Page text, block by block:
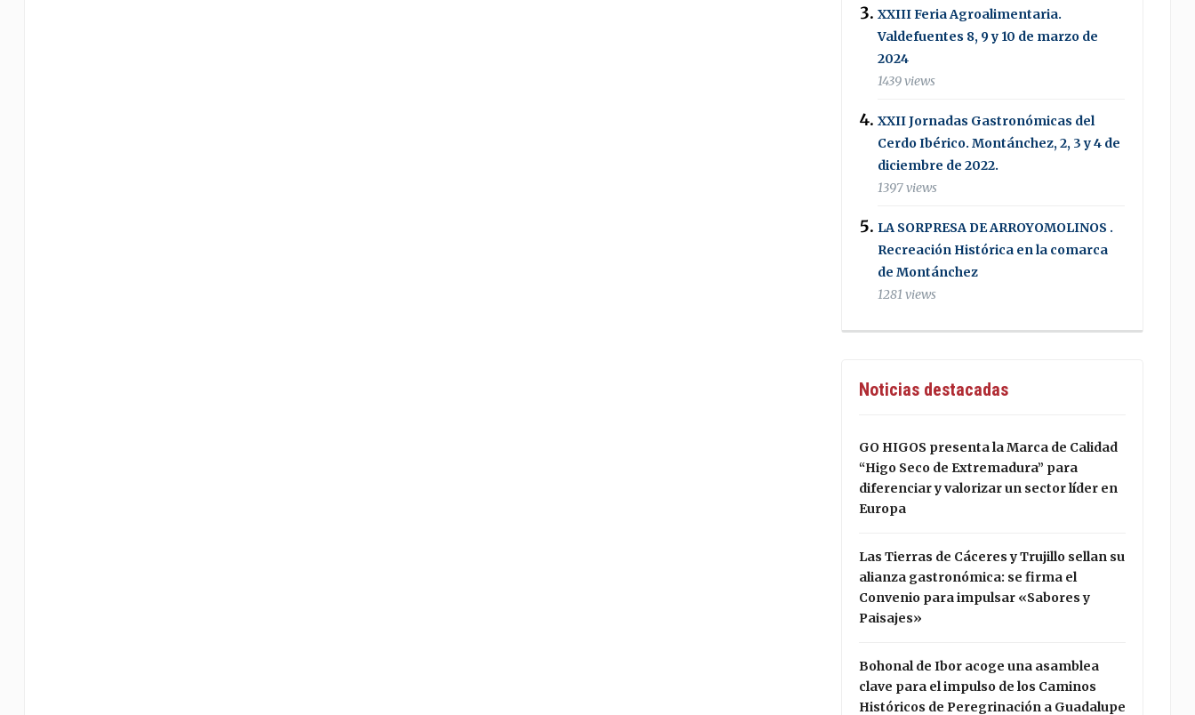
XXIII Feria Agroalimentaria.
Valdefuentes 8, 9 y 10 de marzo de
2024
1439 views
XXII Jornadas Gastronómicas del
Cerdo Ibérico. Montánchez, 2, 3 y 4 de
diciembre de 2022.
1397 views
LA SORPRESA DE ARROYOMOLINOS .
Recreación Histórica en la comarca
de Montánchez
1281 views
Noticias destacadas
GO HIGOS presenta la Marca de Calidad
“Higo Seco de Extremadura” para
diferenciar y valorizar un sector líder en
Europa
Las Tierras de Cáceres y Trujillo sellan su
alianza gastronómica: se firma el
Convenio para impulsar «Sabores y
Paisajes»
Bohonal de Ibor acoge una asamblea
clave para el impulso de los Caminos
Históricos de Peregrinación a Guadalupe